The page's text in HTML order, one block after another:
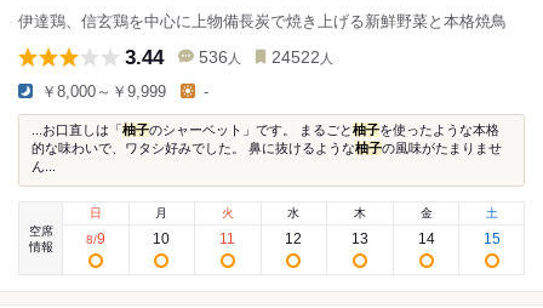
伊達鶏、信玄鶏を中心に上物備長炭で焼き上げる新鮮野菜と本格焼鳥
3.44 536 人 24522 人
￥8,000～￥9,999 -
...お口直しは「 柚子のシャーベット」です。 まるごと柚子を使ったような本格
的な味わいで、ワタシ好みでした。 鼻に抜けるような柚子の風味がたまりませ
ん...
空席
情報
日
8/9
月
10
火
11
水
12
木
13
金
14
土
15